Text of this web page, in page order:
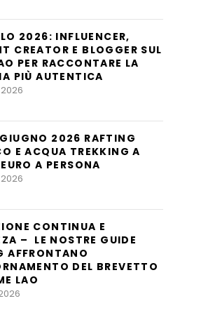
2026: INFLUENCER,
CREATOR E BLOGGER SUL
PER RACCONTARE LA
PIÙ AUTENTICA
2026 RAFTING
E ACQUA TREKKING A
A PERSONA
CONTINUA E
– LE NOSTRE GUIDE
AFFRONTANO
DEL BREVETTO
LAO